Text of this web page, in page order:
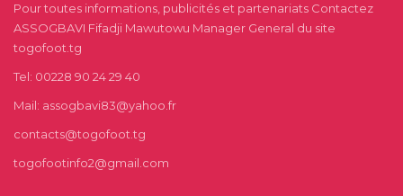
Pour toutes informations, publicités et partenariats Contactez
ASSOGBAVI Fifadji Mawutowu Manager General du site
togofoot.tg
Tel: 00228 90 24 29 40
Mail: assogbavi83@yahoo.fr
contacts@togofoot.tg
togofootinfo2@gmail.com